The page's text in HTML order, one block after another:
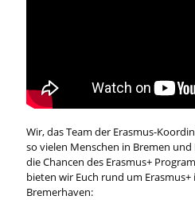
Wir, das Team der Erasmus-
so vielen Menschen in Bremen
die Chancen des Erasmus+
bieten wir Euch rund um
Bremerhaven: